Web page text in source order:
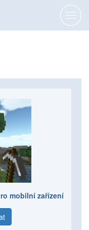
mobilní zařízení